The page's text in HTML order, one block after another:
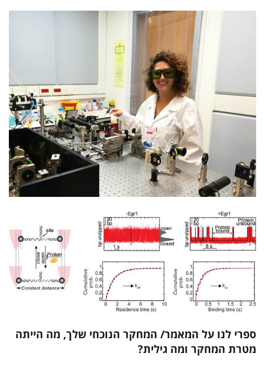
ספרי לנו על המאמר/ המחקר הנוכחי שלך, מה הייתה
מטרת המחקר ומה גילית?